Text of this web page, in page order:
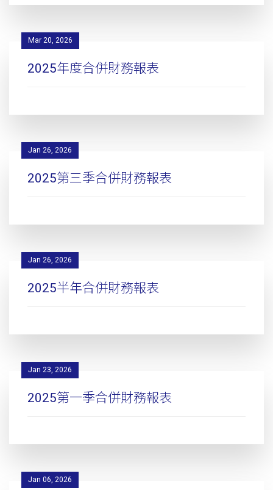
Mar 20, 2026
2025年度合併財務報表
Jan 26, 2026
2025第三季合併財務報表
Jan 26, 2026
2025半年合併財務報表
Jan 23, 2026
2025第一季合併財務報表
Jan 06, 2026